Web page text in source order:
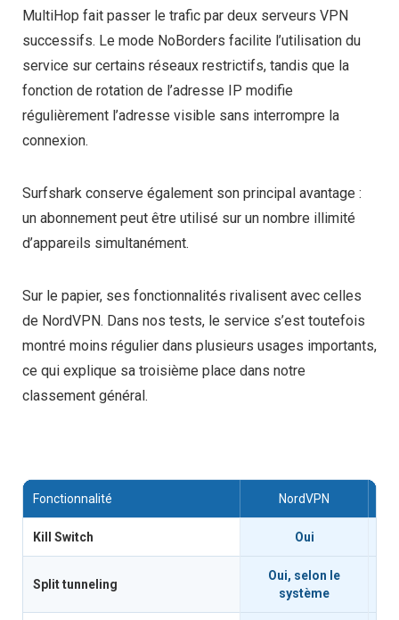
MultiHop fait passer le trafic par deux serveurs VPN
successifs. Le mode NoBorders facilite l’utilisation du
service sur certains réseaux restrictifs, tandis que la
fonction de rotation de l’adresse IP modifie
régulièrement l’adresse visible sans interrompre la
connexion.
Surfshark conserve également son principal avantage :
un abonnement peut être utilisé sur un nombre illimité
d’appareils simultanément.
Sur le papier, ses fonctionnalités rivalisent avec celles
de NordVPN. Dans nos tests, le service s’est toutefois
montré moins régulier dans plusieurs usages importants,
ce qui explique sa troisième place dans notre
classement général.
Fonctionnalité NordVPN
Kill Switch Oui
Split tunneling
Oui, selon le
système